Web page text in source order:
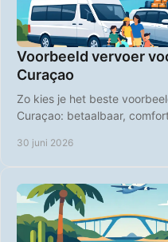
Voorbeeld vervoer
Curaçao
Zo kies je het beste
Curaçao: betaalbaar,
30 juni 2026